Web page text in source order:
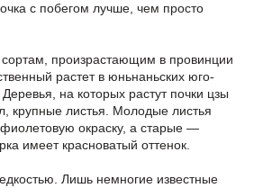
с побегом лучше, чем просто
произрастающим в провинции
растет в юньнаньских юго-
на которых растут почки цзы
крупные листья. Молодые листья
окраску, а старые —
имеет красноватый оттенок.
Лишь немногие известные